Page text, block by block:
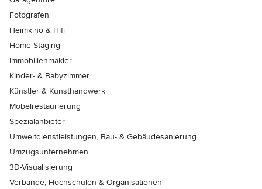
Fotografen
Heimkino & Hifi
Home Staging
Immobilienmakler
Kinder- & Babyzimmer
Künstler & Kunsthandwerk
Möbelrestaurierung
Spezialanbieter
Umweltdienstleistungen, Bau- & Gebäudesanierung
Umzugsunternehmen
3D-Visualisierung
Verbände, Hochschulen & Organisationen